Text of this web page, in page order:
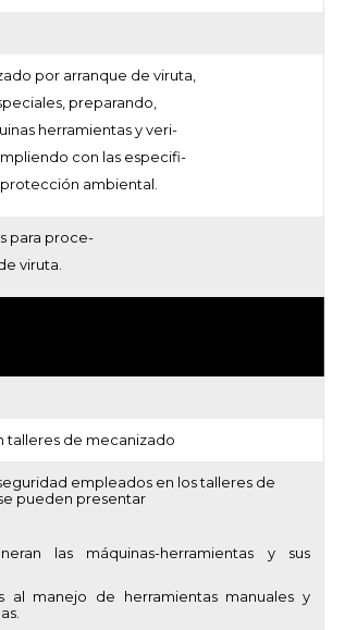
por arranque de viruta,
preparando,
herramientas y veri-
con las especifi-
ambiental.
para proce-
viruta.
talleres de mecanizado
empleados en los talleres de
pueden presentar
las máquinas-herramientas y sus
al manejo de herramientas manuales y